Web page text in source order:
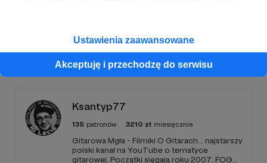
Ustawienia zaawansowane
Akceptuję i przechodzę do serwisu
Promowani autorzy
Ksantyp77
135 patronów 3210 zł miesięcznie
Gitarowa Mgła - Filmiki O Gitarach... najstarszy
polski kanał na YouTube o tematyce
gitarowej. Początki sięgają roku 2007. FOG